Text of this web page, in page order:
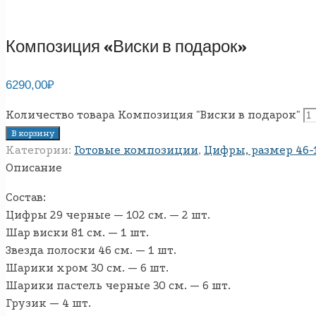
Композиция «Виски в подарок»
6290,00₽
Количество товара Композиция "Виски в подарок"
В корзину
Категории: Готовые композиции, Цифры, размер 46-
Описание
Состав:
Цифры 29 черные — 102 см. — 2 шт.
Шар виски 81 см. — 1 шт.
Звезда полоски 46 см. — 1 шт.
Шарики хром 30 см. — 6 шт.
Шарики пастель черные 30 см. — 6 шт.
Грузик — 4 шт.